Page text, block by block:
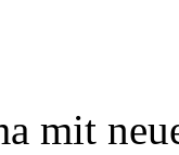
mit